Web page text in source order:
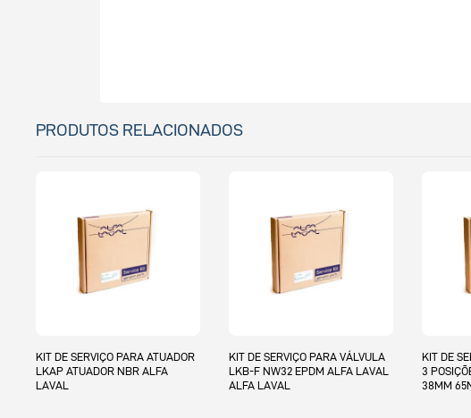
PRODUTOS RELACIONADOS
PARA ATUADOR
NBR ALFA
KIT DE SERVIÇO PARA VÁLVULA
LKB-F NW32 EPDM ALFA LAVAL
KIT DE SERVIÇO PARA ATUADOR
3 POSIÇÕES SRC TS 1.5 TS 2.5
38MM 65NW ALFA LAVAL